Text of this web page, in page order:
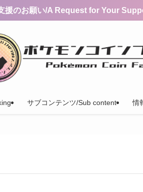
援のお願い/A Request for Your
サブコンテンツ/Sub content 情